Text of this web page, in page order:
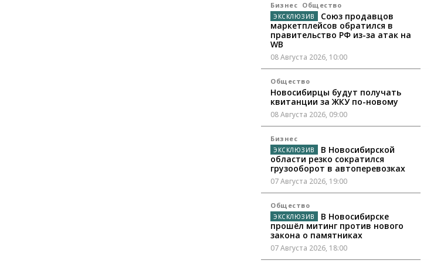
Бизнес Общество
Союз продавцов
маркетплейсов обратился в
правительство РФ из-за атак на
WB
08 Августа 2026, 10:00
Общество
Новосибирцы будут получать
квитанции за ЖКУ по-новому
08 Августа 2026, 09:00
Бизнес
В Новосибирской
области резко сократился
грузооборот в автоперевозках
07 Августа 2026, 19:00
Общество
В Новосибирске
прошёл митинг против нового
закона о памятниках
07 Августа 2026, 18:00